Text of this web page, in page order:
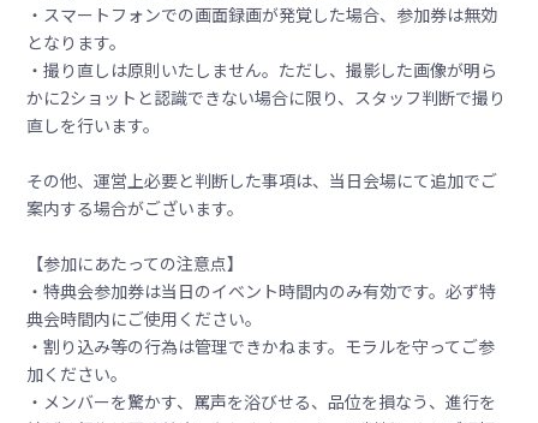
・スマートフォンでの画面録画が発覚した場合、参加券は無効
となります。
・撮り直しは原則いたしません。ただし、撮影した画像が明ら
かに2ショットと認識できない場合に限り、スタッフ判断で撮り
直しを行います。
その他、運営上必要と判断した事項は、当日会場にて追加でご
案内する場合がございます。
【参加にあたっての注意点】
・特典会参加券は当日のイベント時間内のみ有効です。必ず特
典会時間内にご使用ください。
・割り込み等の行為は管理できかねます。モラルを守ってご参
加ください。
・メンバーを驚かす、罵声を浴びせる、品位を損なう、進行を